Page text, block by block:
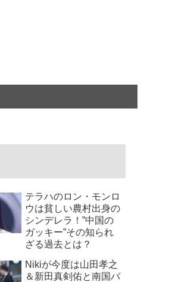
テラハのロン・モンロ
ウは貧しい農村出身の
シンデレラ！”中国の
ガッキー”その知られ
ざる過去とは？
Nikiが今度は山田孝之
＆新田真剣佑と南国バ